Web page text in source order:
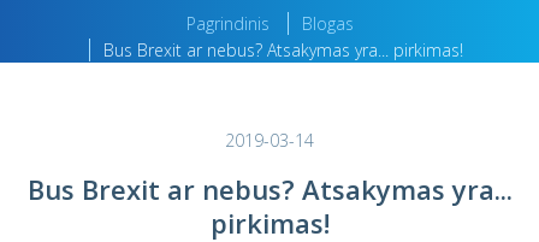
Pagrindinis
Blogas
Bus Brexit ar nebus? Atsakymas yra... pirkimas!
2019-03-14
Bus Brexit ar nebus? Atsakymas yra...
pirkimas!